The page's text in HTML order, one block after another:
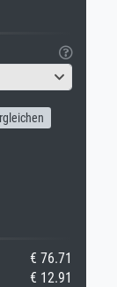
€ 76.71
€ 12.91